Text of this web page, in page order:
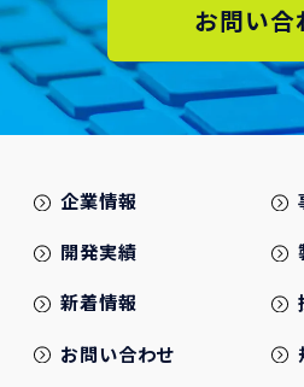
お問い合
企業情報
開発実績
新着情報
お問い合わせ